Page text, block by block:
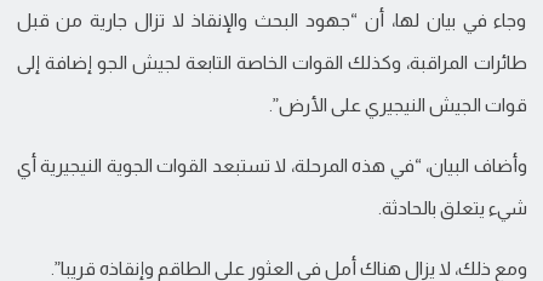
وجاء في بيان لها، أن “جهود البحث والإنقاذ لا تزال جارية من قبل
طائرات المراقبة، وكذلك القوات الخاصة التابعة لجيش الجو إضافة إلى
قوات الجيش النيجيري على الأرض”.
وأضاف البيان، “في هذه المرحلة، لا تستبعد القوات الجوية النيجيرية أي
شيء يتعلق بالحادثة.
ومع ذلك، لا يزال هناك أمل في العثور على الطاقم وإنقاذه قريبا”.